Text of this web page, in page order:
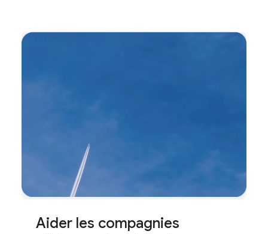
Aider les compagnies